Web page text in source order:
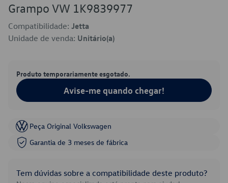
Grampo VW 1K9839977
Compatibilidade: Jetta
Unidade de venda: Unitário(a)
Produto temporariamente esgotado.
Avise-me quando chegar!
Peça Original Volkswagen
Garantia de 3 meses de fábrica
Tem dúvidas sobre a compatibilidade deste produto?